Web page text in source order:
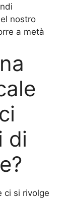
nostro
a metà
di
ci si rivolge